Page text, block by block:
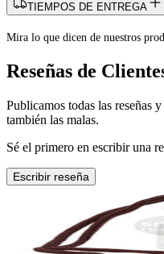
TIEMPOS DE ENTREGA
Mira lo que dicen de nuestros
Reseñas de
Publicamos todas las reseñas
también las malas.
Sé el primero en escribir una
Escribir reseña